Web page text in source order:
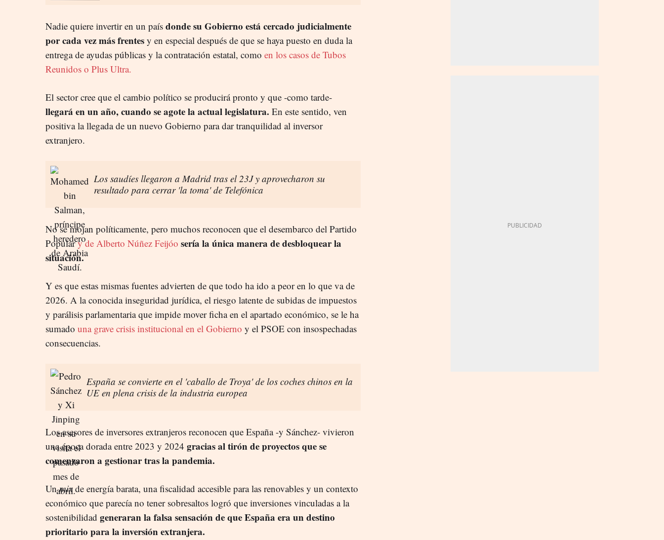
Nadie quiere invertir en un país donde su Gobierno está cercado judicialmente
por cada vez más frentes y en especial después de que se haya puesto en duda la
entrega de ayudas públicas y la contratación estatal, como en los casos de Tubos
Reunidos o Plus Ultra.
El sector cree que el cambio político se producirá pronto y que -como tarde-
llegará en un año, cuando se agote la actual legislatura. En este sentido, ven
positiva la llegada de un nuevo Gobierno para dar tranquilidad al inversor
extranjero.
Los saudíes llegaron a Madrid tras el 23J y aprovecharon su
resultado para cerrar 'la toma' de Telefónica
No se mojan políticamente, pero muchos reconocen que el desembarco del Partido
Populary de Alberto Núñez Feijóo sería la única manera de desbloquear la
situación.
Y es que estas mismas fuentes advierten de que todo ha ido a peor en lo que va de
2026. A la conocida inseguridad jurídica, el riesgo latente de subidas de impuestos
y parálisis parlamentaria que impide mover ficha en el apartado económico, se le ha
sumado una grave crisis institucional en el Gobierno y el PSOE con insospechadas
consecuencias.
España se convierte en el 'caballo de Troya' de los coches chinos en la
UE en plena crisis de la industria europea
Los asesores de inversores extranjeros reconocen que España -y Sánchez- vivieron
una época dorada entre 2023 y 2024 gracias al tirón de proyectos que se
comenzaron a gestionar tras la pandemia.
Unmixde energía barata, una fiscalidad accesible para las renovables y un contexto
económico que parecía no tener sobresaltos logró que inversiones vinculadas a la
sostenibilidad generaran la falsa sensación de que España era un destino
prioritario para la inversión extranjera.